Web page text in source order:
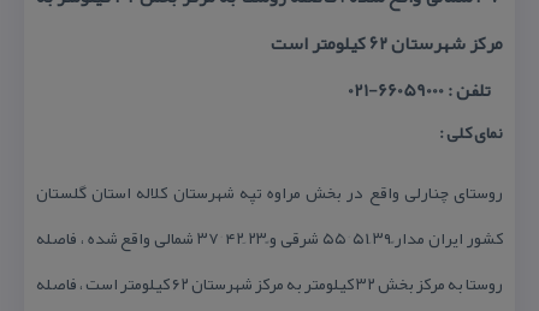
مركز شهرستان ۶۲ كیلومتر است
تلفن : 66059000-021
نمای كلی :
روستای چنارلی واقع در بخش مراوه تپه شهرستان كلاله استان گلستان
كشور ایران مدار ً۳۹ َ۵۱ °۵۵ شرقی و ً۲۳ َ۴۲ °۳۷ شمالی واقع شده ، فاصله
روستا به مركز بخش ۳۲ كیلومتر به مركز شهرستان ۶۲ كیلومتر است ، فاصله